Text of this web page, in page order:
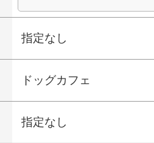
指定なし
ドッグカフェ
指定なし